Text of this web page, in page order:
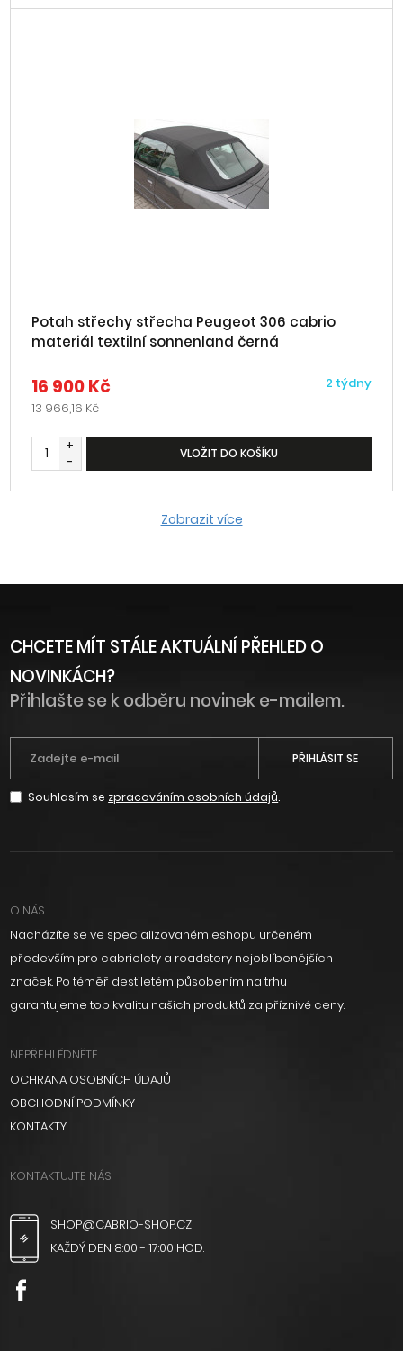
Potah střechy střecha Peugeot 306 cabrio
materiál textilní sonnenland černá
16 900 Kč
13 966,16 Kč
2 týdny
+
-
VLOŽIT DO KOŠÍKU
Zobrazit více
CHCETE MÍT STÁLE AKTUÁLNÍ PŘEHLED O
NOVINKÁCH?
Přihlašte se k odběru novinek e-mailem.
PŘIHLÁSIT SE
Souhlasím se zpracováním osobních údajů.
O NÁS
Nacházíte se ve specializovaném eshopu určeném
především pro cabriolety a roadstery nejoblíbenějších
značek. Po téměř destiletém působením na trhu
garantujeme top kvalitu našich produktů za příznivé ceny.
NEPŘEHLÉDNĚTE
OCHRANA OSOBNÍCH ÚDAJŮ
OBCHODNÍ PODMÍNKY
KONTAKTY
KONTAKTUJTE NÁS
SHOP@CABRIO-SHOP.CZ
KAŽDÝ DEN 8:00 - 17:00 HOD.